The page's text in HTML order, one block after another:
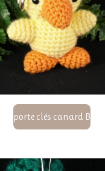
porte clés canard B